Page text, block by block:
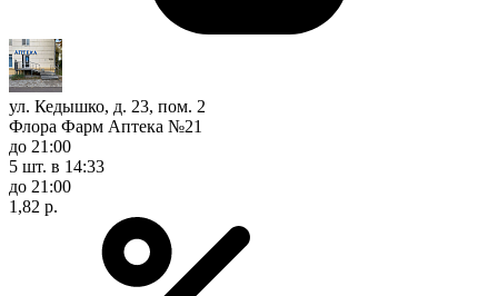
ул. Кедышко, д. 23, пом. 2
Флора Фарм Аптека №21
до 21:00
5 шт. в 14:33
до 21:00
1,82 р.